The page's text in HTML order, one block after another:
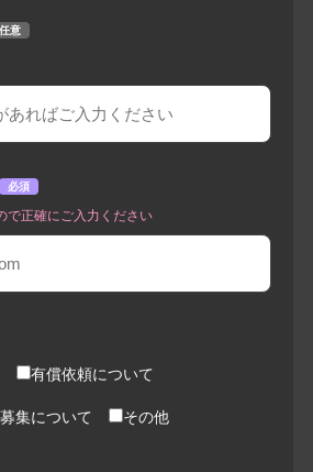
任意
必須
正確にご入力ください
有償依頼について
集について その他